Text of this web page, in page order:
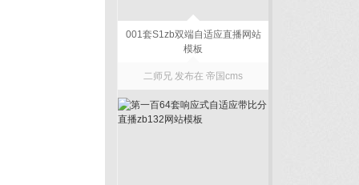
001套S1zb双端自适应直播网站
模板
二师兄 发布在 帝国cms